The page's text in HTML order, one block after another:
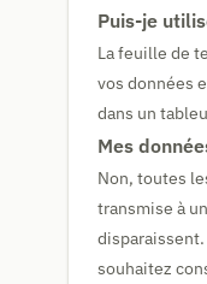
Puis-je
La feuille de
vos données
dans un
Mes
Non, toutes
transmise à
souhaitez